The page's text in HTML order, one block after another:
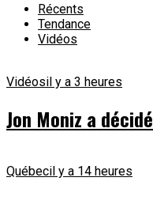
Récents
Tendance
Vidéos
Vidéosil y a 3 heures
Jon Moniz a
Québecil y a 14 heures